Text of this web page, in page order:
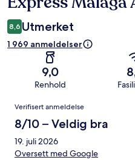
8,6 Utmerket
1 969 anmeldelser
9,0
Renhold
Anmeldelser
Verifisert anmeldelse
8/10 – Veldig bra
19. juli 2026
Oversett med Google